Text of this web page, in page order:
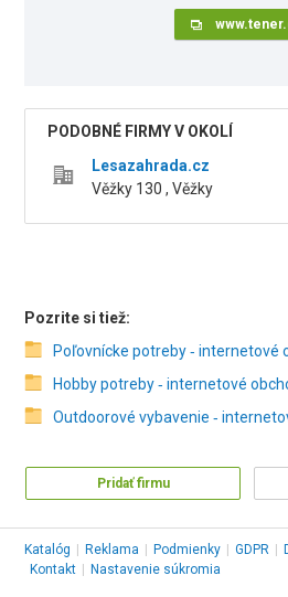
PODOBNÉ FIRMY V OKOLÍ
Lesazahrada.cz
Věžky 130 , Věžky
Pozrite si tiež:
Poľovnícke potreby ‑ internetové
Hobby potreby ‑ internetové
Outdoorové vybavenie ‑
Pridať firmu
Katalóg Reklama Podmienky GDPR
Kontakt
Nastavenie súkromia